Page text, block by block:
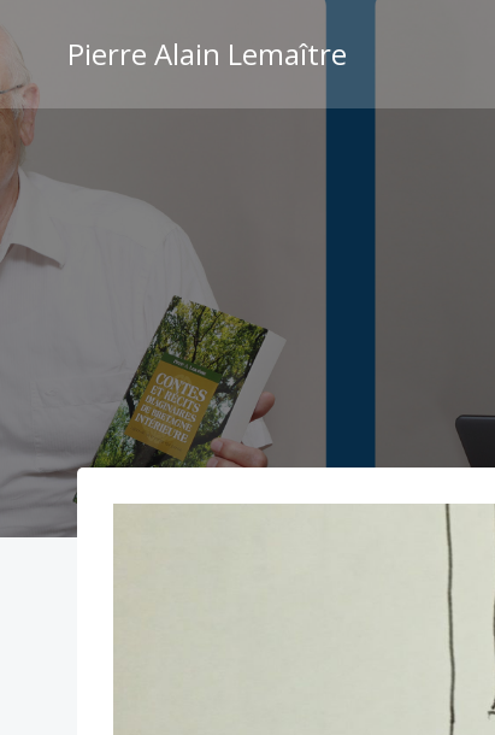
contenuPierre Alain Lemaître